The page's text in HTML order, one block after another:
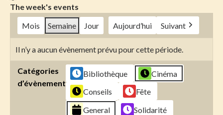
The week's events
Mois
Semaine Jour Aujourd’hui Suivant
Il n’y a aucun évènement prévu pour cette période.
Catégories
d’évènement
Bibliothèque
Cinéma
Conseils
Fête
General
Solidarité